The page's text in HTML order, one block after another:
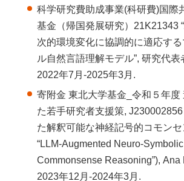
科学研究費助成事業(科研費)国際
基金（帰国発展研究）21K21343
次的環境変化に協調的に適応す
ル自然言語理解モデル”, 研究代表
2022年7月-2025年3月.
寄附金 東北大学基金_令和５年度
た若手研究者支援策, J230002856
た解釈可能な神経記号的コモン
“LLM-Augmented Neuro-
Commonsense Reasoning”), Ana
2023年12月-2024年3月.